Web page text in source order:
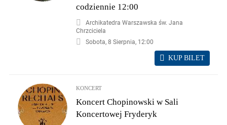
codziennie 12:00
Archikatedra Warszawska św. Jana
Chrzciciela
Sobota, 8 Sierpnia, 12:00
KUP BILET
KONCERT
Koncert Chopinowski w Sali
Koncertowej Fryderyk